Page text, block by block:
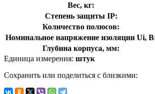
Вес, кг:
Степень защиты IP:
Количество полюсов:
Номинальное напряжение изоляции Ui,
Глубина корпуса, мм:
Единица измерения: штук
Сохранить или поделиться с близкими: